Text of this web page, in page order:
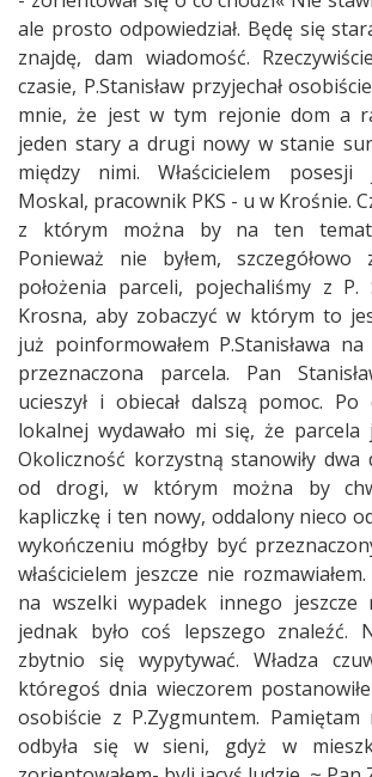
ale prosto odpowiedział. Będę się
znajdę, dam wiadomość.
czasie, P.Stanisław przyjechał
mnie, że jest w tym rejonie dom a
jeden stary a drugi nowy w stanie
między nimi. Właścicielem posesji
Moskal, pracownik PKS - u w Krośnie.
z którym można by na ten temat
Ponieważ nie byłem,
położenia parceli, pojechaliśmy z P.
Krosna, aby zobaczyć w którym to
już poinformowałem P.Stanisława
przeznaczona parcela. Pan
ucieszył i obiecał dalszą pomoc.
lokalnej wydawało mi się, że parcela
Okoliczność korzystną stanowiły
od drogi, w którym można by
kapliczkę i ten nowy, oddalony nieco
wykończeniu mógłby być
właścicielem jeszcze nie
na wszelki wypadek innego jeszcze
jednak było coś lepszego znaleźć.
zbytnio się wypytywać. Władza
któregoś dnia wieczorem
osobiście z P.Zygmuntem.
odbyła się w sieni, gdyż w